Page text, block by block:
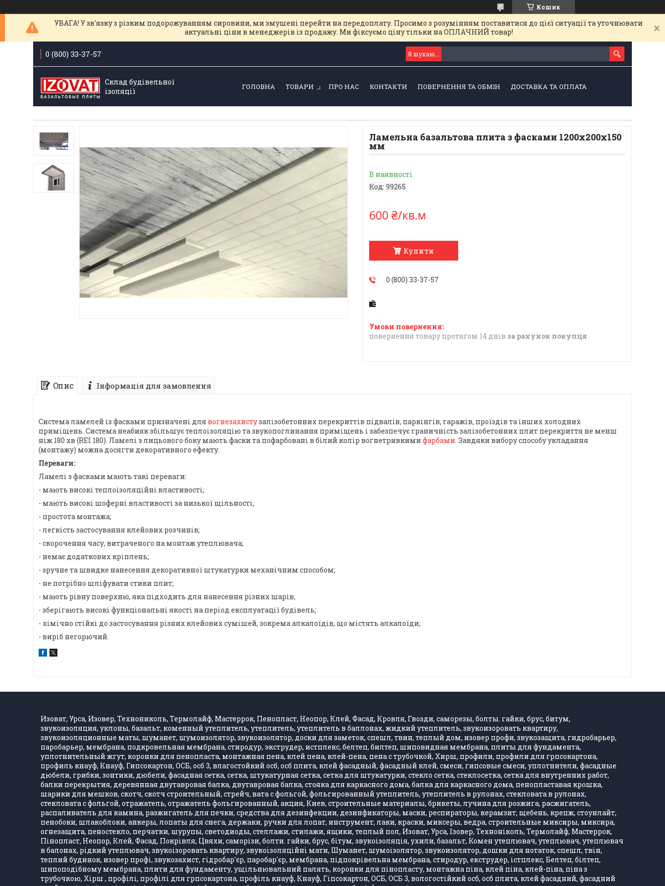
Кошик
УВАГА! У зв'язку з різким подорожуванням сировини, ми змушені перейти на передоплату. Просимо з розумінням поставитися до цієї ситуації та уточнювати
актуальні ціни в менеджерів із продажу. Ми фіксуємо ціну тільки на ОПЛАЧНИЙ товар!
0 (800) 33-37-57
Склад будівельної
ізоляції
ГОЛОВНА ТОВАРИ ПРО НАС КОНТАКТИ ПОВЕРНЕННЯ ТА ОБМІН ДОСТАВКА ТА ОПЛАТА
Ламельна базальтова плита з фасками 1200x200x150
мм
В наявності
Код: 99265
600 ₴/кв.м
Купити
0 (800) 33-37-57
повернення товару протягом 14 днів за рахунок покупця
Опис Інформація для замовлення
Система ламелей із фасками призначені для вогнезахистузалізобетонних перекриттів підвалів, паркінгів, гаражів, проїздів та інших холодних
приміщень. Система неабияк збільшує теплоізоляцію та звукопоглинання приміщень і забезпечує граничність залізобетонних плит перекриття не менш
ніж 180 хв (REI 180). Ламелі з лицьового боку мають фаски та пофарбовані в білий колір вогнетривкими фарбами. Завдяки вибору способу укладання
(монтажу) можна досягти декоративного ефекту.
Переваги:
Ламелі з фасками мають такі переваги:
- мають високі теплоізоляційні властивості;
- мають високі шоферні властивості за низької щільності;
- простота монтажа;
- легкість застосування клейових розчинів;
- скорочення часу, витраченого на монтаж утеплювача;
- немає додаткових кріплень;
- зручне та швидке нанесення декоративної штукатурки механічним способом;
- не потрібно шліфувати стики плит;
- мають рівну поверхню, яка підходить для нанесення різних шарів;
- зберігають високі функціональні якості на період експлуатації будівель;
- хімічно стійкі до застосування різних клейових сумішей, зокрема алкалоїдів, що містять алкалоїди;
- виріб негорючий.
Изоват, Урса, Изовер, Технониколь, Термолайф, Мастеррок, Пенопласт, Неопор, Клей, Фасад, Кровля, Гвозди, саморезы, болты. гайки, брус, битум,
звукоизоляция, уклоны, базальт, коменный утеплитель, утеплитель, утеплитель в баллонах, жидкий утеплитель, звукоизоровать квартиру,
звукоизоляционные маты, шуманет, шумоизолятор, звукоизолятор, доски для заметок, спешл, твин, теплый дом, изовер профи, звукозащита, гидробарьер,
паробарьер, мембрана, подкровельная мембрана, стиродур, экструдер, истплекс, белтеп, билтеп, шиповидная мембрана, плиты для фундамента,
уплотнительный жгут, коронки для пенопласта, монтажная пена, клей пена, клей-пена, пена с трубочкой, Хирш, профили, профили для грпсокартона,
профиль кнауф, Кнауф, Гипсокартон, ОСБ, осб 3, влагостойкий осб, осб плита, клей фасадный, фасадный клей, смеси, гипсовые смеси, уплотнители, фасадные
дюбели, грибки, зонтики, дюбели, фасадная сетка, сетка, штукатурная сетка, сетка для штукатурки, стекло сетка, стеклосетка, сетка для внутренних работ,
балки перекрытия, деревянная двутавровая балка, двутавровая балка, стояка для каркасного дома, балка для каркасного дома, пенопластавая крошка,
шарики для мешков, скотч, скотч строительный, стрейч, вата с фольгой, фольгированный утеплитель, утеплитель в рулонах, стекловата в рулонах,
стекловата с фольгой, отражатель, отражатель фольгированный, акция, Киев, строительные материалы, брикеты, лучина для розжига, расжигатель,
распаливатель для камина, разжигатель для печки, средства для дезинфекции, дезинфикаторы, маски, респираторы, керамзит, щебень, крепж, стоунлайт,
пенобоки, шлакоблоки, анкеры, лопаты для снега, держаки, ручки для лопат, инструмент, лаки, краски, миксеры, ведра, строительные миксиры, миксира,
огнезащита, пеностекло, перчатки, шурупы, светодиоды, стеллажи, стилажи, ящики, теплый пол, Изоват, Урса, Ізовер, Техноніколь, Термолайф, Мастеррок,
Пінопласт, Неопор, Клей, Фасад, Покрівля, Цвяхи, саморізи, болти. гайки, брус, бітум, звукоізоляція, ухили, базальт, Комен утеплювач, утеплювач, утеплювач
в балонах, рідкий утеплювач, звукоізоровать квартиру, звукоізоляційні мати, Шуманет, шумоізолятор, звукоизолятор, дошки для нотаток, спешл, твін,
теплий будинок, изовер профі, звукозахист, гідробар'єр, паробар'єр, мембрана, підпокрівельна мембрана, стиродур, екструдер, істплекс, Белтеп, білтеп,
шипоподібному мембрана, плити для фундаменту, ущільнювальний палять, коронки для пінопласту, монтажна піна, клей піна, клей-піна, піна з
трубочкою, Хірш , профілі, профілі для грпсокартона, профіль кнауф, Кнауф, Гіпсокартон, ОСБ, ОСБ 3, вологостійкий осб, осб плита, клей фасадний, фасадний